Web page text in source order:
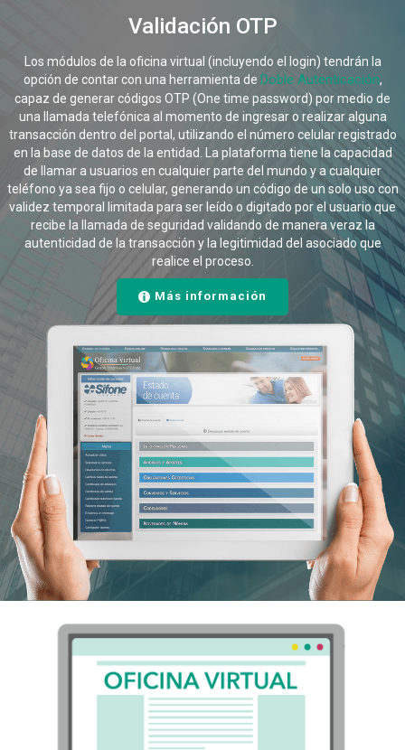
Validación OTP
Los módulos de la oficina virtual (incluyendo el login) tendrán la
opción de contar con una herramienta de Doble Autenticación,
capaz de generar códigos OTP (One time password) por medio de
una llamada telefónica al momento de ingresar o realizar alguna
transacción dentro del portal, utilizando el número celular registrado
en la base de datos de la entidad. La plataforma tiene la capacidad
de llamar a usuarios en cualquier parte del mundo y a cualquier
teléfono ya sea fijo o celular, generando un código de un solo uso con
validez temporal limitada para ser leído o digitado por el usuario que
recibe la llamada de seguridad validando de manera veraz la
autenticidad de la transacción y la legitimidad del asociado que
realice el proceso.
Más información